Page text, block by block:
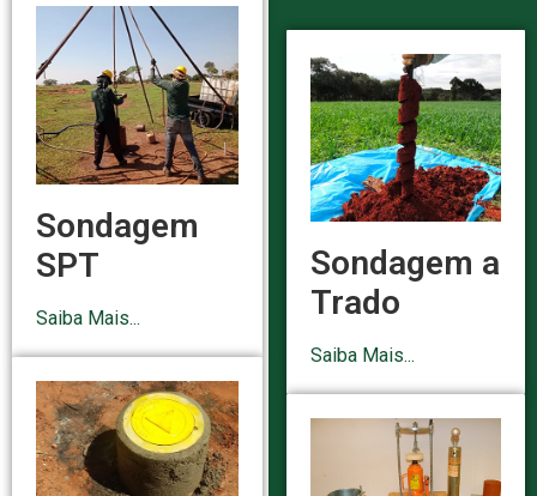
Sondagem
SPT
Saiba Mais...
Sondagem a
Trado
Saiba Mais...